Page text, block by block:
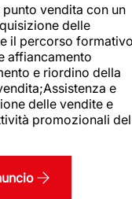
vendita con un
delle
il percorso
affiancamento
e riordino della
e
delle vendite e
promozionali del